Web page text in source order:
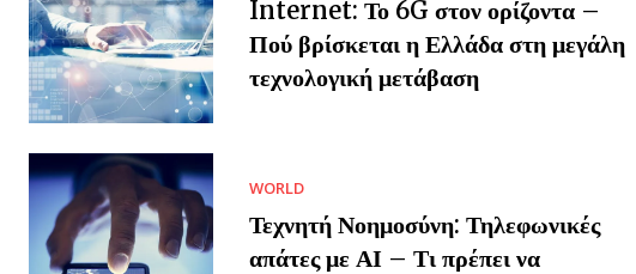
Internet: Το 6G στον ορίζοντα –
Πού βρίσκεται η Ελλάδα στη μεγάλη
τεχνολογική μετάβαση
WORLD
Τεχνητή Νοημοσύνη: Τηλεφωνικές
απάτες με ΑΙ – Τι πρέπει να